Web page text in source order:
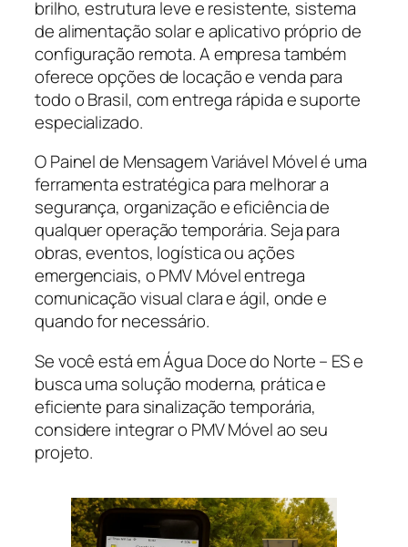
brilho, estrutura leve e resistente, sistema
de alimentação solar e aplicativo próprio de
configuração remota. A empresa também
oferece opções de locação e venda para
todo o Brasil, com entrega rápida e suporte
especializado.
O Painel de Mensagem Variável Móvel é uma
ferramenta estratégica para melhorar a
segurança, organização e eficiência de
qualquer operação temporária. Seja para
obras, eventos, logística ou ações
emergenciais, o PMV Móvel entrega
comunicação visual clara e ágil, onde e
quando for necessário.
Se você está em Água Doce do Norte – ES e
busca uma solução moderna, prática e
eficiente para sinalização temporária,
considere integrar o PMV Móvel ao seu
projeto.